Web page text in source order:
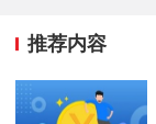
推荐内容